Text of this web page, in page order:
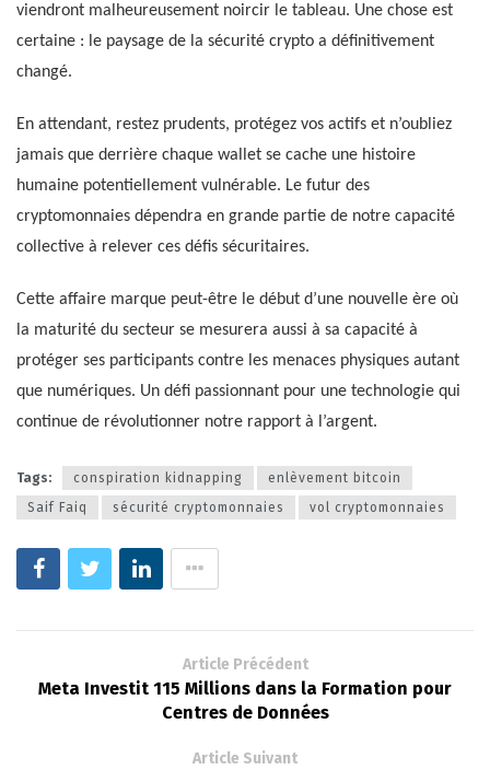
viendront malheureusement noircir le tableau. Une chose est
certaine : le paysage de la sécurité crypto a définitivement
changé.
En attendant, restez prudents, protégez vos actifs et n’oubliez
jamais que derrière chaque wallet se cache une histoire
humaine potentiellement vulnérable. Le futur des
cryptomonnaies dépendra en grande partie de notre capacité
collective à relever ces défis sécuritaires.
Cette affaire marque peut-être le début d’une nouvelle ère où
la maturité du secteur se mesurera aussi à sa capacité à
protéger ses participants contre les menaces physiques autant
que numériques. Un défi passionnant pour une technologie qui
continue de révolutionner notre rapport à l’argent.
Tags: conspiration kidnapping
enlèvement bitcoin
Saif Faiq
sécurité cryptomonnaies vol cryptomonnaies
Article Précédent
Meta Investit 115 Millions dans la Formation pour
Centres de Données
Article Suivant